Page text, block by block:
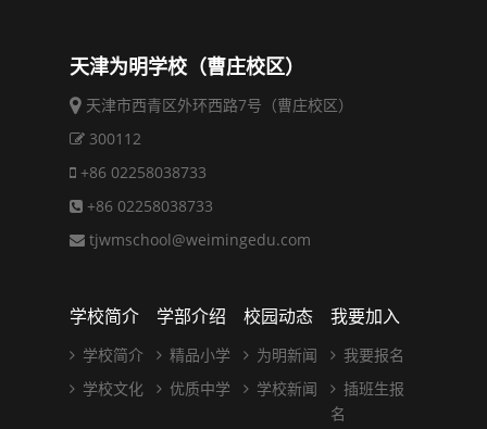
天津为明学校（曹庄校区）
天津市西青区外环西路7号（曹庄校区）
300112
+86 02258038733
+86 02258038733
tjwmschool@weimingedu.com
学校简介
学校简介
学校文化
学部介绍
精品小学
优质中学
校园动态
为明新闻
学校新闻
我要加入
我要报名
插班生报
名